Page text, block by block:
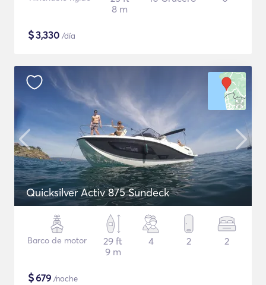
8 m
$3,330 /día
Quicksilver Activ 875 Sundeck
Barco de motor
29 ft
9 m
4 2 2
$679 /noche